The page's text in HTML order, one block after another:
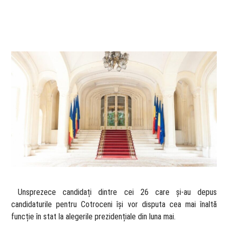
​ Unsprezece candidați dintre cei 26 care și-au depus
candidaturile pentru Cotroceni își vor disputa cea mai înaltă
funcție în stat la alegerile prezidențiale din luna mai.